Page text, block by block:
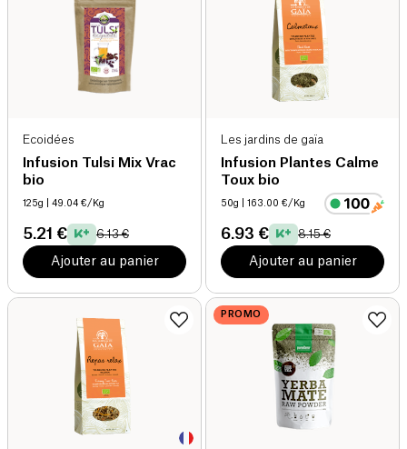
Ecoidées
Infusion Tulsi Mix Vrac
bio
125g | 49.04 €/Kg
5.21 € 6.13 €
Ajouter au panier
Les jardins de gaïa
Infusion Plantes Calme
Toux bio
50g | 163.00 €/Kg
6.93 € 8.15 €
Ajouter au panier
PROMO